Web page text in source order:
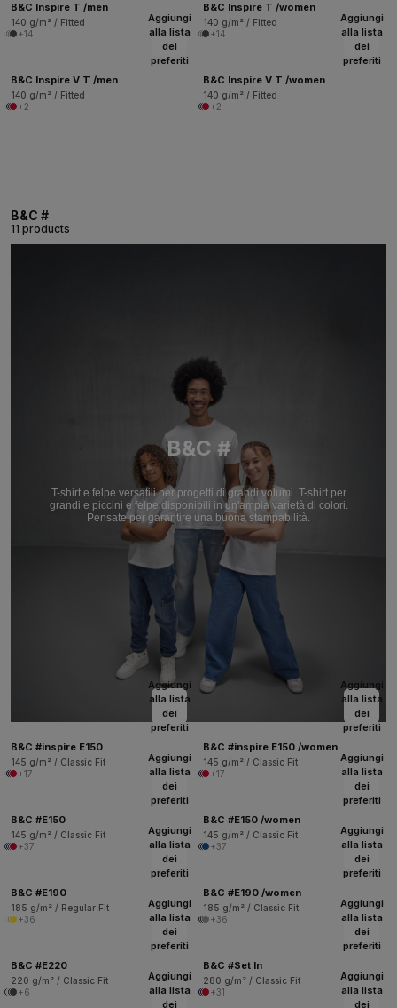
B&C Inspire T /men
140 g/m² / Fitted
+14
B&C Inspire T /women
140 g/m² / Fitted
+14
Aggiungi
alla lista
dei
preferiti
B&C Inspire V T /men
140 g/m² / Fitted
+2
Aggiungi
alla lista
dei
preferiti
B&C Inspire V T /women
140 g/m² / Fitted
+2
B&C #
11 products
B&C #
T-shirt e felpe versatili per progetti di grandi volumi. T-shirt per
grandi e piccini e felpe disponibili in un'ampia varietà di colori.
Pensate per garantire una buona stampabilità.
Aggiungi
alla lista
dei
preferiti
B&C #inspire E150
145 g/m² / Classic Fit
+17
Aggiungi
alla lista
dei
preferiti
B&C #inspire E150 /women
145 g/m² / Classic Fit
+17
Aggiungi
alla lista
dei
preferiti
B&C #E150
145 g/m² / Classic Fit
+37
Aggiungi
alla lista
dei
preferiti
B&C #E150 /women
145 g/m² / Classic Fit
+37
Aggiungi
alla lista
dei
preferiti
B&C #E190
185 g/m² / Regular Fit
+36
Aggiungi
alla lista
dei
preferiti
B&C #E190 /women
185 g/m² / Classic Fit
+36
Aggiungi
alla lista
dei
preferiti
B&C #E220
220 g/m² / Classic Fit
+6
Aggiungi
alla lista
dei
preferiti
B&C #Set In
280 g/m² / Classic Fit
+31
Aggiungi
alla lista
dei
Aggiungi
alla lista
dei